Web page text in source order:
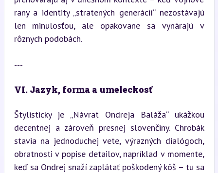
rany a identity „stratených generácií“ nezostávajú
len minulosťou, ale opakovane sa vynárajú v
rôznych podobách.
---
VI. Jazyk, forma a umeleckosť
Štylisticky je „Návrat Ondreja Baláža“ ukážkou
decentnej a zároveň presnej slovenčiny. Chrobák
stavia na jednoduchej vete, výrazných dialógoch,
obratnosti v popise detailov, napríklad v momente,
keď sa Ondrej snaží zaplátať poškodený kôš – tu sa